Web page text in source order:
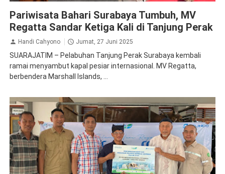
Pariwisata Bahari Surabaya Tumbuh, MV
Regatta Sandar Ketiga Kali di Tanjung Perak
Handi Cahyono Jumat, 27 Juni 2025
SUARAJATIM – Pelabuhan Tanjung Perak Surabaya kembali
ramai menyambut kapal pesiar internasional. MV Regatta,
berbendera Marshall Islands, ...